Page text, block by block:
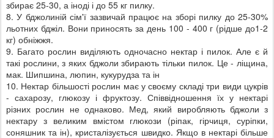
збирає 25-30, а іноді і до 55 кг пилку.
8. У бджолиній сім'ї зазвичай працює на зборі пилку до 25-30%
льотних бджіл. Вони приносять за день 100 - 400 г (рідше до1-2
кг) обніжжя.
9. Багато рослин виділяють одночасно нектар і пилок. Але є й
такі рослини, з яких бджоли збирають тільки пилок. Це - ліщина,
мак. Шипшина, люпин, кукурудза та ін
10. Нектар більшості рослин має у своєму складі три види цукрів
- сахарозу, глюкозу і фруктозу. Співвідношення їх у нектарі
різних рослин не однаково. Мед, який виробляють бджоли з
нектару з великим вмістом глюкози (ріпак, гірчиця, суріпки,
соняшник та ін), кристалізується швидко. Якщо в нектарі більше